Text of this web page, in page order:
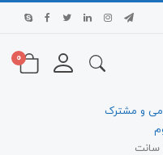
0
و مشترک